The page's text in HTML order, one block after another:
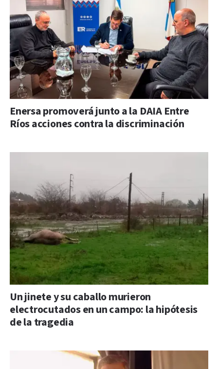
Enersa promoverá junto a la DAIA Entre
Ríos acciones contra la discriminación
Un jinete y su caballo murieron
electrocutados en un campo: la hipótesis
de la tragedia